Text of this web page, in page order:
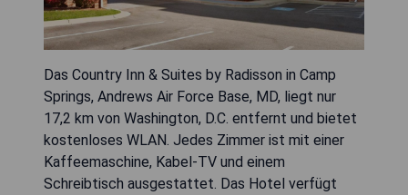
Das Country Inn & Suites by Radisson in Camp
Springs, Andrews Air Force Base, MD, liegt nur
17,2 km von Washington, D.C. entfernt und bietet
kostenloses WLAN. Jedes Zimmer ist mit einer
Kaffeemaschine, Kabel-TV und einem
Schreibtisch ausgestattet. Das Hotel verfügt